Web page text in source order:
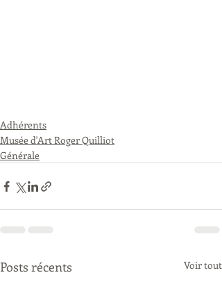
Adhérents
Musée d'Art Roger Quilliot
Générale
Posts récents Voir tout